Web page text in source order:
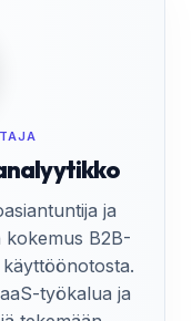
ja
B2B-
käyttöönotosta.
työkalua ja